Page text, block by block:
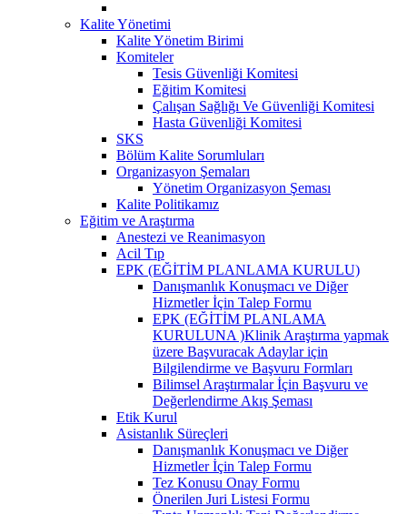
Kalite Yönetimi
Kalite Yönetim Birimi
Komiteler
Tesis Güvenliği Komitesi
Eğitim Komitesi
Çalışan Sağlığı Ve Güvenliği Komitesi
Hasta Güvenliği Komitesi
SKS
Bölüm Kalite Sorumluları
Organizasyon Şemaları
Yönetim Organizasyon Şeması
Kalite Politikamız
Eğitim ve Araştırma
Anestezi ve Reanimasyon
Acil Tıp
EPK (EĞİTİM PLANLAMA KURULU)
Danışmanlık Konuşmacı ve Diğer
Hizmetler İçin Talep Formu
EPK (EĞİTİM PLANLAMA
KURULUNA )Klinik Araştırma yapmak
üzere Başvuracak Adaylar için
Bilgilendirme ve Başvuru Formları
Bilimsel Araştırmalar İçin Başvuru ve
Değerlendirme Akış Şeması
Etik Kurul
Asistanlık Süreçleri
Danışmanlık Konuşmacı ve Diğer
Hizmetler İçin Talep Formu
Tez Konusu Onay Formu
Önerilen Juri Listesi Formu